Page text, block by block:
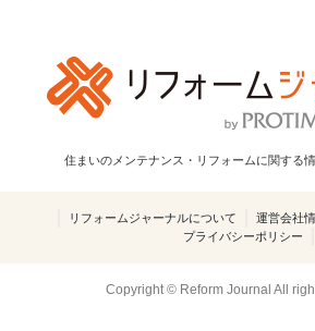
住まいのメンテナンス・リフォームに関する
リフォームジャーナルについて 運営会社
プライバシーポリシー
Copyright © Reform Journal All